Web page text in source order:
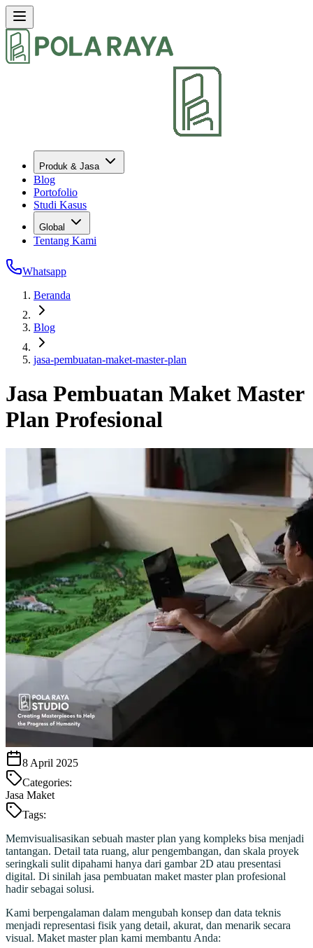
Produk & Jasa
Blog
Portofolio
Studi Kasus
Global
Tentang Kami
Whatsapp
Beranda
Blog
jasa-pembuatan-maket-master-plan
Jasa Pembuatan Maket Master
Plan Profesional
8 April 2025
Categories:
Jasa Maket
Tags:
Memvisualisasikan sebuah master plan yang kompleks bisa menjadi
tantangan. Detail tata ruang, alur pengembangan, dan skala proyek
seringkali sulit dipahami hanya dari gambar 2D atau presentasi
digital. Di sinilah jasa pembuatan maket master plan profesional
hadir sebagai solusi.
Kami berpengalaman dalam mengubah konsep dan data teknis
menjadi representasi fisik yang detail, akurat, dan menarik secara
visual. Maket master plan kami membantu Anda: